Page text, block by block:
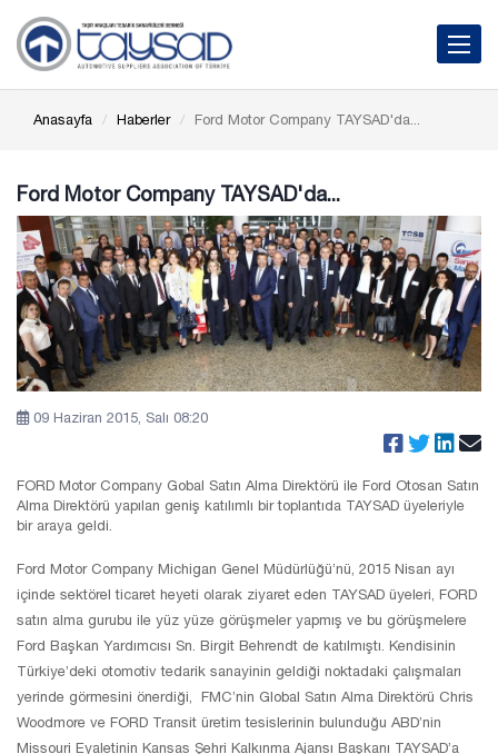
Toggle
Anasayfa Haberler Ford Motor Company TAYSAD'da...
Ford Motor Company TAYSAD'da...
09 Haziran 2015, Salı 08:20
FORD Motor Company Gobal Satın Alma Direktörü ile Ford Otosan Satın
Alma Direktörü yapılan geniş katılımlı bir toplantıda TAYSAD üyeleriyle
bir araya geldi.
Ford Motor Company Michigan Genel Müdürlüğü’nü, 2015 Nisan ayı
içinde sektörel ticaret heyeti olarak ziyaret eden TAYSAD üyeleri, FORD
satın alma gurubu ile yüz yüze görüşmeler yapmış ve bu görüşmelere
Ford Başkan Yardımcısı Sn. Birgit Behrendt de katılmıştı. Kendisinin
Türkiye’deki otomotiv tedarik sanayinin geldiği noktadaki çalışmaları
yerinde görmesini önerdiği, FMC’nin Global Satın Alma Direktörü Chris
Woodmore ve FORD Transit üretim tesislerinin bulunduğu ABD’nin
Missouri Eyaletinin Kansas Şehri Kalkınma Ajansı Başkanı TAYSAD’a